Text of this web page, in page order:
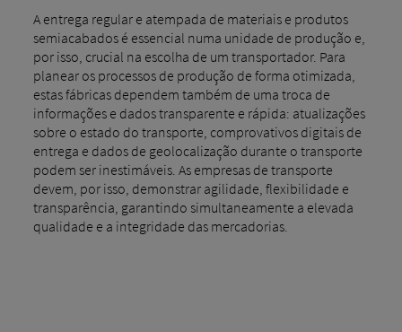
A entrega regular e atempada de materiais e produtos
semiacabados é essencial numa unidade de produção e,
por isso, crucial na escolha de um transportador. Para
planear os processos de produção de forma otimizada,
estas fábricas dependem também de uma troca de
informações e dados transparente e rápida: atualizações
sobre o estado do transporte, comprovativos digitais de
entrega e dados de geolocalização durante o transporte
podem ser inestimáveis. As empresas de transporte
devem, por isso, demonstrar agilidade, flexibilidade e
transparência, garantindo simultaneamente a elevada
qualidade e a integridade das mercadorias.